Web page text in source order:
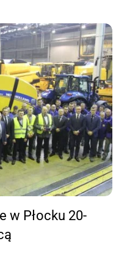
w Płocku 20-